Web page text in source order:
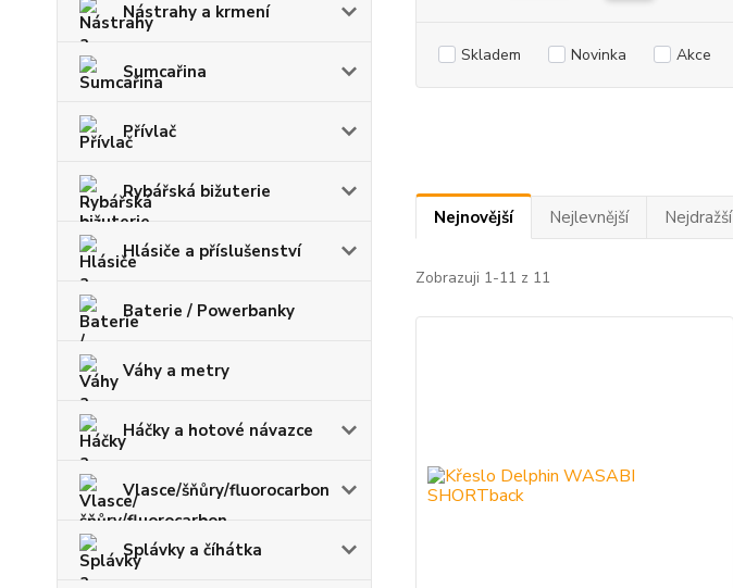
Nástrahy a krmení
Sumcařina
Přívlač
Rybářská bižuterie
Hlásiče a příslušenství
Baterie / Powerbanky
Váhy a metry
Háčky a hotové návazce
Vlasce/šňůry/fluorocarbon
Splávky a číhátka
Skladem Novinka Akce
Nejnovější Nejlevnější Nejdražší
Zobrazuji 1-11 z 11